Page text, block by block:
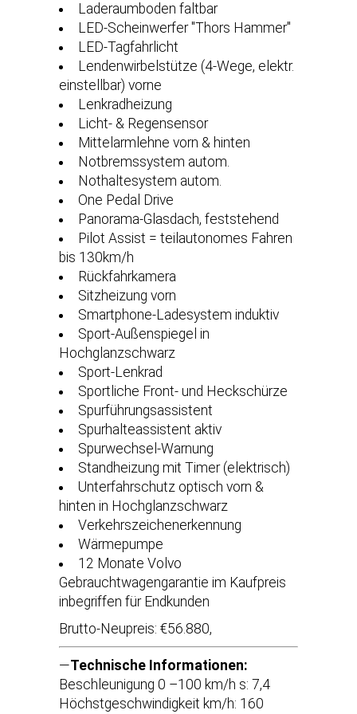
Laderaumboden faltbar
LED-Scheinwerfer ''Thors Hammer''
LED-Tagfahrlicht
Lendenwirbelstütze (4-Wege, elektr.
einstellbar) vorne
Lenkradheizung
Licht- & Regensensor
Mittelarmlehne vorn & hinten
Notbremssystem autom.
Nothaltesystem autom.
One Pedal Drive
Panorama-Glasdach, feststehend
Pilot Assist = teilautonomes Fahren
bis 130km/h
Rückfahrkamera
Sitzheizung vorn
Smartphone-Ladesystem induktiv
Sport-Außenspiegel in
Hochglanzschwarz
Sport-Lenkrad
Sportliche Front- und Heckschürze
Spurführungsassistent
Spurhalteassistent aktiv
Spurwechsel-Warnung
Standheizung mit Timer (elektrisch)
Unterfahrschutz optisch vorn &
hinten in Hochglanzschwarz
Verkehrszeichenerkennung
Wärmepumpe
12 Monate Volvo
Gebrauchtwagengarantie im Kaufpreis
inbegriffen für Endkunden
Brutto-Neupreis: €56.880,
—Technische Informationen:
Beschleunigung 0 –100 km/h s: 7,4
Höchstgeschwindigkeit km/h: 160